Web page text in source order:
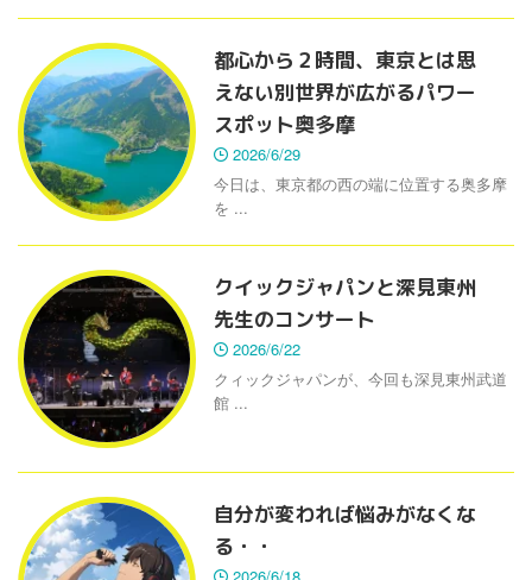
都心から２時間、東京とは思
えない別世界が広がるパワー
スポット奥多摩
2026/6/29
今日は、東京都の西の端に位置する奥多摩
を ...
クイックジャパンと深見東州
先生のコンサート
2026/6/22
クィックジャパンが、今回も深見東州武道
館 ...
自分が変われば悩みがなくな
る・・